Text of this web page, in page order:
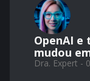
OpenAI e
mudou
Dra. Expert -